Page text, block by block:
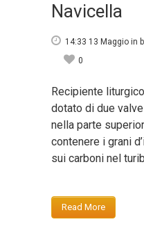
Navicella
14:33 13 Maggio in
0
Recipiente
dotato di due
nella parte
contenere i grani
sui carboni nel
Read More